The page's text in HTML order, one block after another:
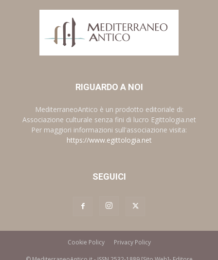
RIGUARDO A NOI
MediterraneoAntico è un prodotto editoriale di:
Associazione culturale senza fini di lucro Egittologia.net
Per maggiori informazioni sull'associazione visita:
https://www.egittologia.net
SEGUICI
Cookie Policy Privacy Policy